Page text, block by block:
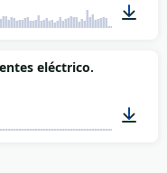
eléctrico.